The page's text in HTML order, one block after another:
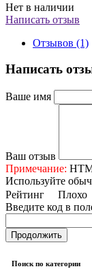
Нет в наличии
Написать отзыв
Отзывов (1)
Написать
Ваше имя
Ваш отзыв
Примечание:
Используйте
Рейтинг Плохо
Введите код в
Продолжить
Поиск по категории